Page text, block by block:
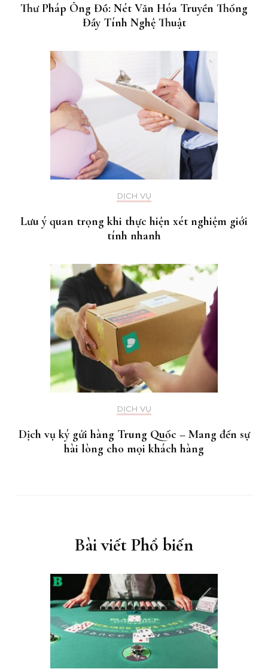
Thư Pháp Ông Đồ: Nét Văn Hóa Truyền Thống
Đầy Tính Nghệ Thuật
DỊCH VỤ
Lưu ý quan trọng khi thực hiện xét nghiệm giới
tính nhanh
DỊCH VỤ
Dịch vụ ký gửi hàng Trung Quốc – Mang đến sự
hài lòng cho mọi khách hàng
Bài viết Phổ biến